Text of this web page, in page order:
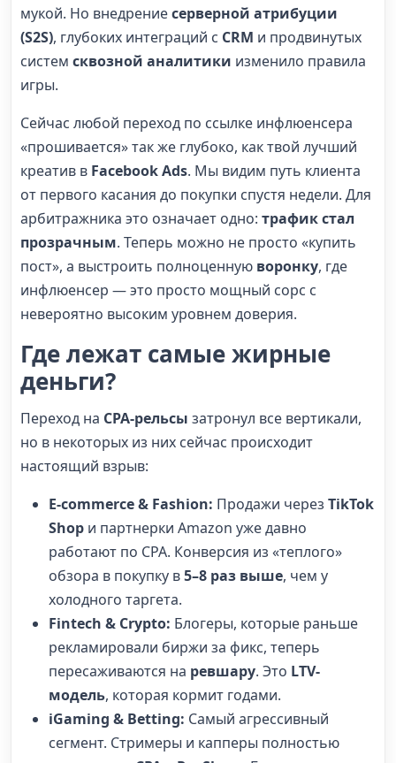
мукой. Но внедрениесерверной атрибуции
(S2S), глубоких интеграций с CRM и продвинутых
систем сквозной аналитики изменило правила
игры.
Сейчас любой переход по ссылке инфлюенсера
«прошивается» так же глубоко, как твой лучший
креатив в Facebook Ads. Мы видим путь клиента
от первого касания до покупки спустя недели. Для
арбитражника это означает одно: трафик стал
прозрачным. Теперь можно не просто «купить
пост», а выстроить полноценную воронку, где
инфлюенсер — это просто мощный сорс с
невероятно высоким уровнем доверия.
Где лежат самые жирные
деньги?
Переход на CPA-рельсы затронул все вертикали,
но в некоторых из них сейчас происходит
настоящий взрыв:
E-commerce & Fashion: Продажи через TikTok
Shop и партнерки Amazon уже давно
работают по CPA. Конверсия из «теплого»
обзора в покупку в5–8 раз выше, чем у
холодного таргета.
Fintech & Crypto: Блогеры, которые раньше
рекламировали биржи за фикс, теперь
пересаживаются на ревшару. Это LTV-
модель, которая кормит годами.
iGaming & Betting: Самый агрессивный
сегмент. Стримеры и капперы полностью